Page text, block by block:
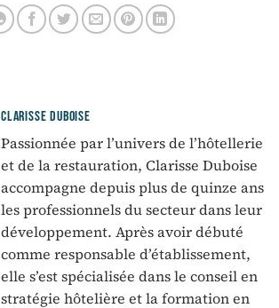
CLARISSE DUBOISE
Passionnée par l’univers de l’hôtellerie
et de la restauration, Clarisse Duboise
accompagne depuis plus de quinze ans
les professionnels du secteur dans leur
développement. Après avoir débuté
comme responsable d’établissement,
elle s’est spécialisée dans le conseil en
stratégie hôtelière et la formation en